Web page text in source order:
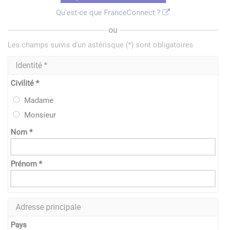
Qu'est-ce que FranceConnect ?
ou
Les champs suivis d'un astérisque (*) sont obligatoires
Identité *
Civilité *
Madame
Monsieur
Nom *
Prénom *
Adresse principale
Pays